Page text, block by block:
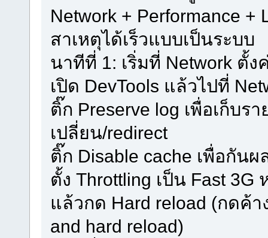
Network + Performance
สาเหตุได้เร็วแบบเป็นระบบ
นาทีที่ 1: เริ่มที่ Network ตั้ง
เปิด DevTools แล้วไปที่
ติ๊ก Preserve log เพื่อเก็บร
เปลี่ยน/redirect
ติ๊ก Disable cache เพื่อกัน
ตั้ง Throttling เป็น Fast 3G
แล้วกด Hard reload (กดค้า
and hard reload)